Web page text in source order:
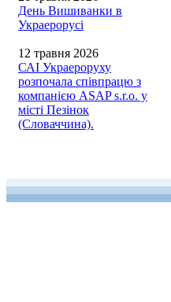
День Вишиванки в
Украерорусі
12 травня 2026
САІ Украероруху
розпочала співпрацю з
компанією ASAP s.r.o. у
місті Пезінок
(Словаччина).